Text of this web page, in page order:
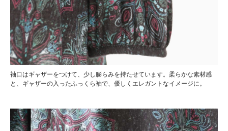
袖口はギャザーをつけて、少し膨らみを持たせています。柔らかな素材感
と、ギャザーの入ったふっくら袖で、優しくエレガントなイメージに。